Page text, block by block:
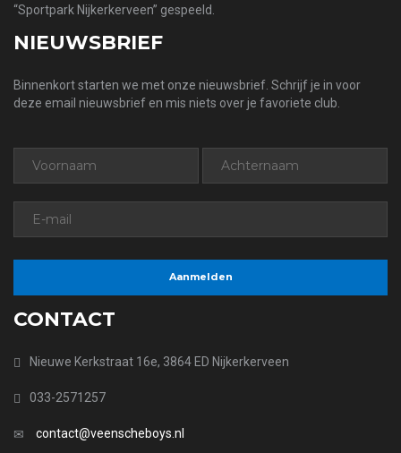
“Sportpark Nijkerkerveen” gespeeld.
NIEUWSBRIEF
Binnenkort starten we met onze nieuwsbrief. Schrijf je in voor
deze email nieuwsbrief en mis niets over je favoriete club.
CONTACT
Nieuwe Kerkstraat 16e, 3864 ED Nijkerkerveen
033-2571257
contact@veenscheboys.nl